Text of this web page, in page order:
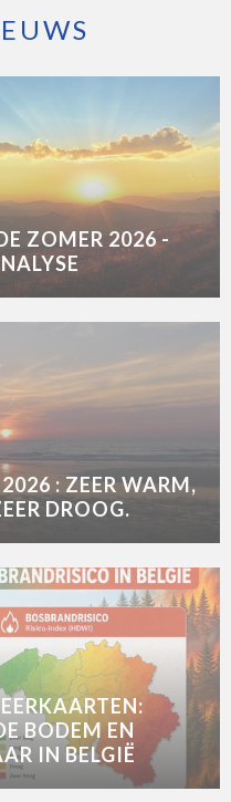
ZOMER 2026 -
: ZEER WARM,
DROOG.
BODEM EN
IN BELGIË